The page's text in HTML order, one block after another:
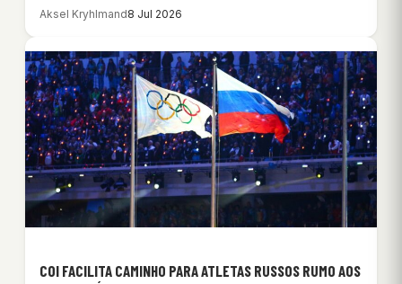
Aksel Kryhlmand8 Jul 2026
COI FACILITA CAMINHO PARA ATLETAS RUSSOS RUMO AOS